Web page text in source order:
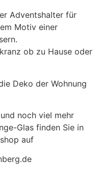
Adventshalter für
Motiv einer
ob zu Hause oder
Deko der Wohnung
noch viel mehr
Glas finden Sie in
auf